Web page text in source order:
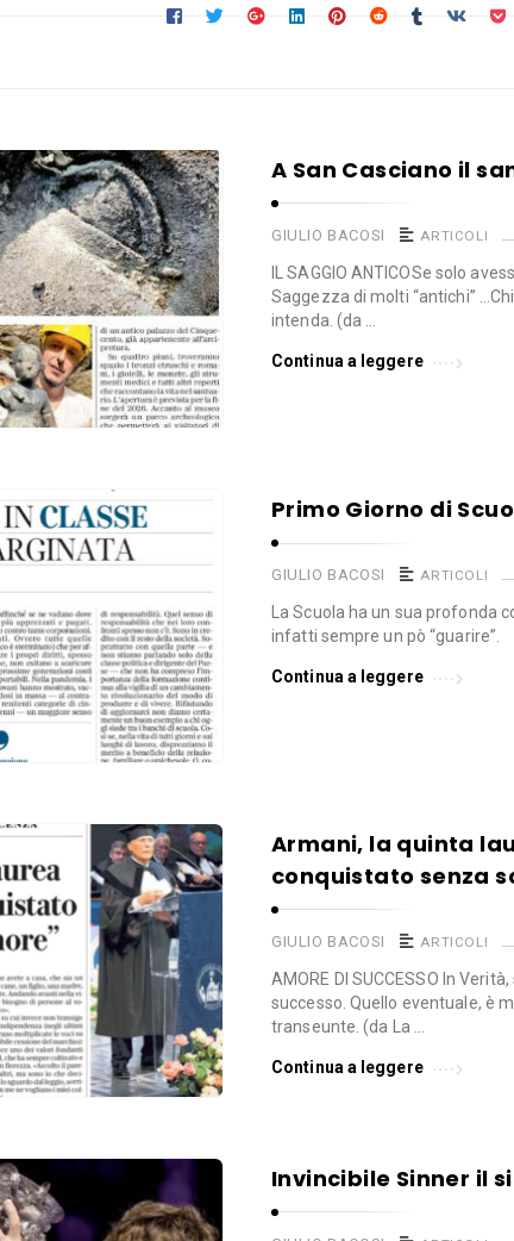
A San Casciano il
GIULIO BACOSI ARTICOLI
IL SAGGIO ANTICOSe solo
Saggezza di molti “antichi”
intenda. (da …
Continua a leggere
Primo Giorno di
GIULIO BACOSI ARTICOLI
La Scuola ha un sua profonda
infatti sempre un pò “guarire”.
Continua a leggere
Armani, la quinta
conquistato senza
GIULIO BACOSI ARTICOLI
AMORE DI SUCCESSO In
successo. Quello eventuale, è
transeunte. (da La …
Continua a leggere
Invincibile Sinner il